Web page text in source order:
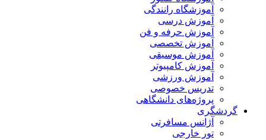
آموزشگاه رانندگی
آموزش درسی
آموزش حرفه و فن
آموزش تخصصی
آموزش موسیقی
آموزش کامپیوتر
آموزش ورزشی
تدریس خصوصی
پروژه‌های دانشگاهی
گردشگری
آژانس مسافرتی
تور خارجی